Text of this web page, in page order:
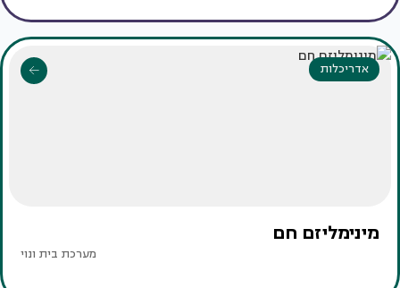
אדריכלות
מינימליזם חם
מערכת בית ונוי